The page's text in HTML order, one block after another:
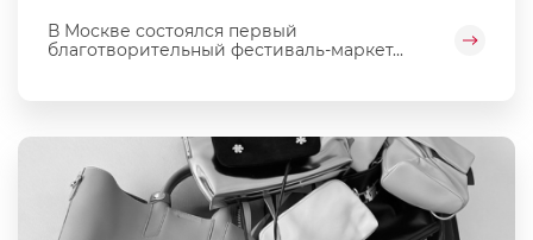
В Москве состоялся первый
благотворительный фестиваль‑маркет...